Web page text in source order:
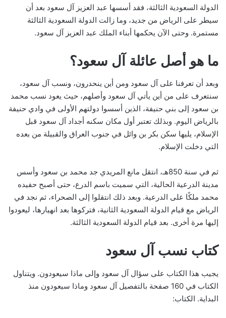
الدولة السعودية الثالثة، فقد أسسها عبد العزيز آل سعود بعد أن
سيطر على الرياض من جديد، وما زالت الدولة السعودية الثالثة
مستمرة. وحتى الآن يحكمها أبناء الملك عبد العزيز آل سعود.
ما هو أصل عائلة آل سعود؟
وبعد أن تعرفنا على آل سعود ومن أين ينحدرون، ونسب آل سعود،
سنتعرف على من أين يأتي آل سعود وأصلهم، حيث يعود نسب محمد
بن سعود إلى بني حنيفة، الذين أسسوا دولتهم الأولى في وادي حنيفة
بالرياض اليوم. وبذلك تعتبر أول مكان سكنه أجداد آل سعود قبل
الإسلام، يليها سكن بكر بن وائل في جنوب العراق والقبيلة من بعده
التي دخلت الإسلام.
ثم في سنة 850هـ، انتقل مانع المريدي جد محمد بن سعود وأسس
مدينة الدرعية الحالية، التي سميت باسم الدرع، حتى أصبح حفيده
محمد ملكًا على الدرعية. وبعد ذلك انتقلوا إلى الصحراء، ثم نجد في
الرياض مع قيام الدولة السعودية الثانية، فتركوها بعد انهيارها، ليعودوا
إليها مرة أخرى. بعد قيام الدولة السعودية الثالثة.
كتاب نسب آل سعود
يجيب هذا الكتاب على سؤال آل سعود وإلى ماذا سيعودون. ويتناول
الكتاب في 160 صفحة بالتفصيل آل سعود وماذا سيعودون منذ
البداية. الكتاب: